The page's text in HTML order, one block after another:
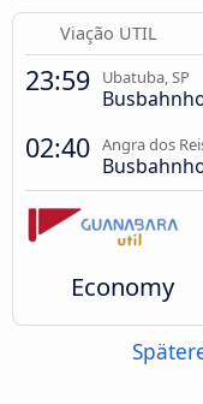
Viação UTIL
23:59 Ubatuba, SP
02:40 Angra dos
Economy